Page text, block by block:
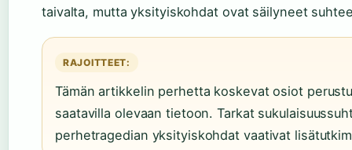
taivalta, mutta yksityiskohdat ovat säilyneet
RAJOITTEET:
Tämän artikkelin perhetta koskevat osiot
saatavilla olevaan tietoon. Tarkat
perhetragedian yksityiskohdat vaativat